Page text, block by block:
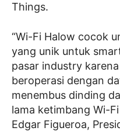
Things.
“Wi-Fi Halow cocok
yang unik untuk
pasar industry
beroperasi dengan
menembus dinding
lama ketimbang Wi-
Edgar Figueroa,